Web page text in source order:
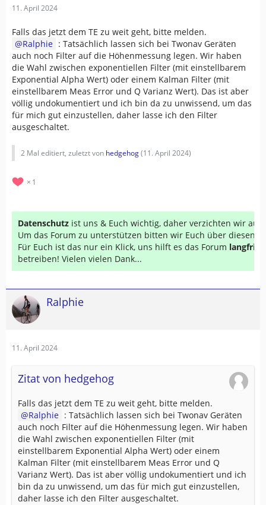
11. April 2024
Falls das jetzt dem TE zu weit geht, bitte melden.
Ralphie : Tatsächlich lassen sich bei Twonav Geräten
auch noch Filter auf die Höhenmessung legen. Wir haben
die Wahl zwischen exponentiellen Filter (mit einstellbarem
Exponential Alpha Wert) oder einem Kalman Filter (mit
einstellbarem Meas Error und Q Varianz Wert). Das ist aber
völlig undokumentiert und ich bin da zu unwissend, um das
für mich gut einzustellen, daher lasse ich den Filter
ausgeschaltet.
2 Mal editiert, zuletzt von hedgehog(11. April 2024)
1
Datenschutz ist uns & Euch wichtig, daher verzichten wir auf
Um das Forum zu unterstützen bitten wir Euch über diesen
Für Euch ist das nur ein Klick, uns hilft es das Forum
betreiben! Vielen vielen Dank...
Ralphie
11. April 2024
Zitat von hedgehog
Falls das jetzt dem TE zu weit geht, bitte melden.
Ralphie : Tatsächlich lassen sich bei Twonav Geräten
auch noch Filter auf die Höhenmessung legen. Wir haben
die Wahl zwischen exponentiellen Filter (mit
einstellbarem Exponential Alpha Wert) oder einem
Kalman Filter (mit einstellbarem Meas Error und Q
Varianz Wert). Das ist aber völlig undokumentiert und ich
bin da zu unwissend, um das für mich gut einzustellen,
daher lasse ich den Filter ausgeschaltet.